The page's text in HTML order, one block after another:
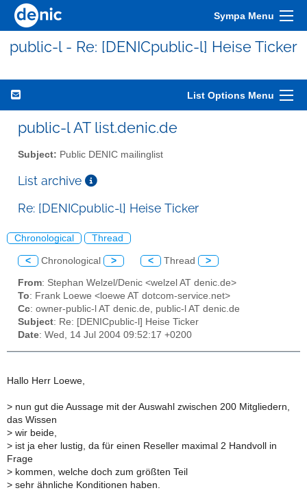
Sympa Menu
public-l - Re: [DENICpublic-l] Heise Ticker
List Options Menu
public-l AT list.denic.de
Subject: Public DENIC mailinglist
List archive
Re: [DENICpublic-l] Heise Ticker
Chronological Thread
< Chronological > < Thread >
From: Stephan Welzel/Denic <welzel AT denic.de>
To: Frank Loewe <loewe AT dotcom-service.net>
Cc: owner-public-l AT denic.de, public-l AT denic.de
Subject: Re: [DENICpublic-l] Heise Ticker
Date: Wed, 14 Jul 2004 09:52:17 +0200
Hallo Herr Loewe,
> nun gut die Aussage mit der Auswahl zwischen 200 Mitgliedern,
das Wissen
> wir beide,
> ist ja eher lustig, da für einen Reseller maximal 2 Handvoll in
Frage
> kommen, welche doch zum größten Teil
> sehr ähnliche Konditionen haben.